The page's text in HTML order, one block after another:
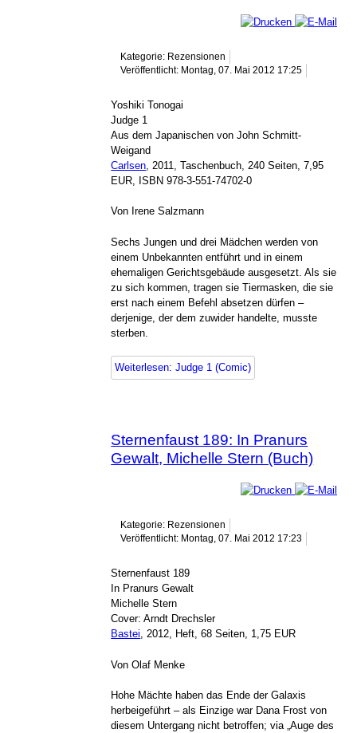
Kategorie: Rezensionen
Veröffentlicht: Montag, 07. Mai 2012 17:25
Yoshiki Tonogai
Judge 1
Aus dem Japanischen von John Schmitt-
Weigand
Carlsen, 2011, Taschenbuch, 240 Seiten, 7,95
EUR, ISBN 978-3-551-74702-0
Von Irene Salzmann
Sechs Jungen und drei Mädchen werden von
einem Unbekannten entführt und in einem
ehemaligen Gerichtsgebäude ausgesetzt. Als sie
zu sich kommen, tragen sie Tiermasken, die sie
erst nach einem Befehl absetzen dürfen –
derjenige, der dem zuwider handelte, musste
sterben.
Weiterlesen: Judge 1 (Comic)
Sternenfaust 189: In Pranurs
Gewalt, Michelle Stern (Buch)
Kategorie: Rezensionen
Veröffentlicht: Montag, 07. Mai 2012 17:23
Sternenfaust 189
In Pranurs Gewalt
Michelle Stern
Cover: Arndt Drechsler
Bastei, 2012, Heft, 68 Seiten, 1,75 EUR
Von Olaf Menke
Hohe Mächte haben das Ende der Galaxis
herbeigeführt – als Einzige war Dana Frost von
diesem Untergang nicht betroffen; via „Auge des